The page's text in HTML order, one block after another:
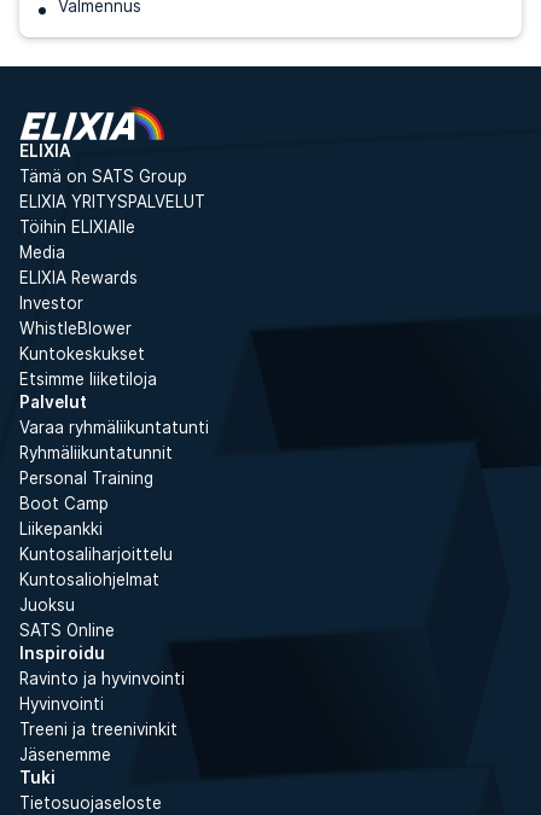
Valmennus
ELIXIA
Tämä on SATS Group
ELIXIA YRITYSPALVELUT
Töihin ELIXIAlle
Media
ELIXIA Rewards
Investor
WhistleBlower
Kuntokeskukset
Etsimme liiketiloja
Palvelut
Varaa ryhmäliikuntatunti
Ryhmäliikuntatunnit
Personal Training
Boot Camp
Liikepankki
Kuntosaliharjoittelu
Kuntosaliohjelmat
Juoksu
SATS Online
Inspiroidu
Ravinto ja hyvinvointi
Hyvinvointi
Treeni ja treenivinkit
Jäsenemme
Tuki
Tietosuojaseloste